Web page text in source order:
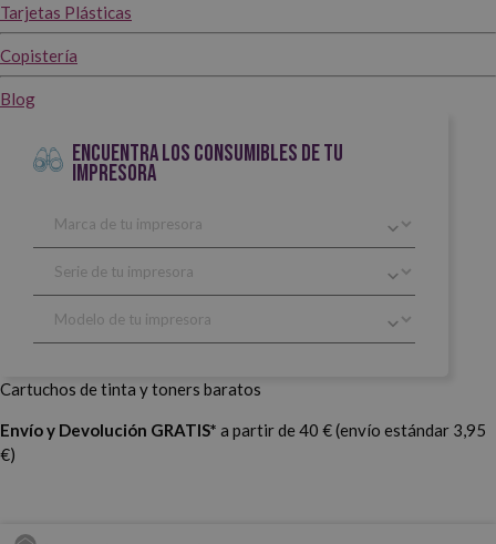
Tarjetas Plásticas
Copistería
Blog
ENCUENTRA LOS CONSUMIBLES DE TU
IMPRESORA
Cartuchos de tinta y toners baratos
Envío y Devolución GRATIS* a partir de 40 € (envío estándar 3,95
€)